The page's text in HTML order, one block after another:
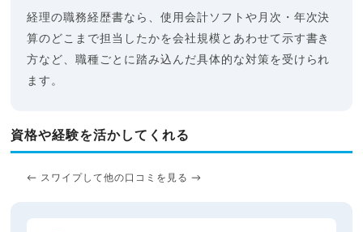
経理の職務経歴書なら、使用会計ソフトや月次・年次決
算のどこまで担当したかを会社規模とあわせて示す書き
方など、職種ごとに踏み込んだ具体的な対策を受けられ
ます。
資格や経験を活かしてくれる
← スワイプして他の口コミを見る →